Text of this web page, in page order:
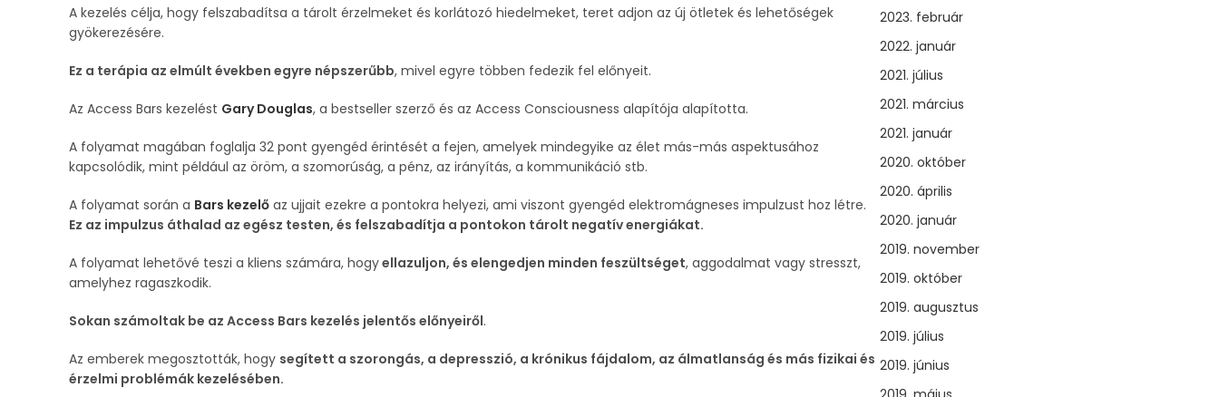
A kezelés célja, hogy felszabadítsa a tárolt érzelmeket és korlátozó hiedelmeket, teret adjon az új ötletek és lehetőségek
gyökerezésére.
Ez a terápia az elmúlt években egyre népszerűbb, mivel egyre többen fedezik fel előnyeit.
Az Access Bars kezelést Gary Douglas, a bestseller szerző és az Access Consciousness alapítója alapította.
A folyamat magában foglalja 32 pont gyengéd érintését a fejen, amelyek mindegyike az élet más-más aspektusához
kapcsolódik, mint például az öröm, a szomorúság, a pénz, az irányítás, a kommunikáció stb.
A folyamat során a Bars kezelő az ujjait ezekre a pontokra helyezi, ami viszont gyengéd elektromágneses impulzust hoz létre.
Ez az impulzus áthalad az egész testen, és felszabadítja a pontokon tárolt negatív energiákat.
A folyamat lehetővé teszi a kliens számára, hogyellazuljon, és elengedjen minden feszültséget, aggodalmat vagy stresszt,
amelyhez ragaszkodik.
Sokan számoltak be az Access Bars kezelés jelentős előnyeiről.
Az emberek megosztották, hogy segített a szorongás, a depresszió, a krónikus fájdalom, az álmatlanság és más fizikai és
érzelmi problémák kezelésében.
2023. február
2022. január
2021. július
2021. március
2021. január
2020. október
2020. április
2020. január
2019. november
2019. október
2019. augusztus
2019. július
2019. június